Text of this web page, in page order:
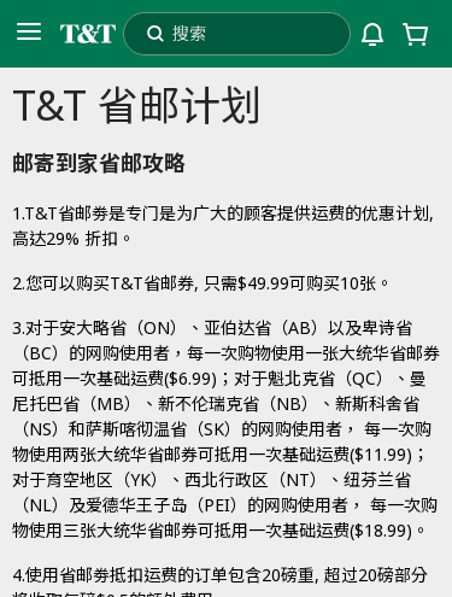
搜索
配送至 自提
運
費
抵
扣
T&T 省邮计划
邮寄到家省邮攻略
1.T&T省邮劵是专门是为广大的顾客提供运费的优惠计划,
高达29% 折扣。
2.您可以购买T&T省邮券, 只需$49.99可购买10张。
3.对于安大略省（ON）、亚伯达省（AB）以及卑诗省
（BC）的网购使用者，每一次购物使用一张大统华省邮券
可抵用一次基础运费($6.99)；对于魁北克省（QC）、曼
尼托巴省（MB）、新不伦瑞克省（NB）、新斯科舍省
（NS）和萨斯喀彻温省（SK）的网购使用者， 每一次购
物使用两张大统华省邮券可抵用一次基础运费($11.99)；
对于育空地区（YK）、西北行政区（NT）、纽芬兰省
（NL）及爱德华王子岛（PEI）的网购使用者， 每一次购
物使用三张大统华省邮券可抵用一次基础运费($18.99)。
4.使用省邮劵抵扣运费的订单包含20磅重, 超过20磅部分